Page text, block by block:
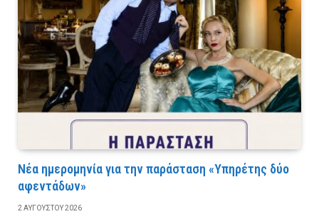
Νέα ημερομηνία για την παράσταση «Υπηρέτης δύο
αφεντάδων»
2 ΑΥΓΟΎΣΤΟΥ 2026